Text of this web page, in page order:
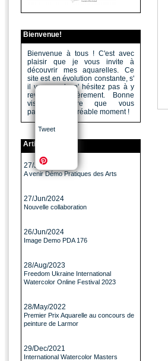
Tweet
Bienvenue!
Bienvenue à tous ! C'est avec
plaisir que je vous invite à
découvrir mes aquarelles. Ce
site est en évolution constante, s'
il vous a plu n' hésitez pas à y
revenir régulièrement. Bonne
visite, j'espère que vous
passerez un agréable moment !
Articles
27/Jun/2024
A venir Démo Pratiques des Arts
27/Jun/2024
Nouvelle collaboration
26/Jun/2024
Image Demo PDA 176
28/Aug/2023
Freedom Ukraine International
Watercolor Online Festival 2023
28/May/2022
Premier Prix Aquarelle au concours de
peinture de Larmor
29/Dec/2021
International Watercolor Masters